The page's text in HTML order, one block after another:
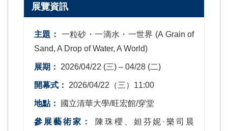
展覽資訊
主題：
一粒砂・一滴水・一世界 (A Grain of
Sand, A Drop of Water, A World)
展期： 2026/04/22 (三) – 04/28 (二)
開幕式： 2026/04/22（三）11:00
地點： 國立清華大學/旺宏館/穿堂
參展藝術家：
陳珠櫻、妲芬妮·樂司晨